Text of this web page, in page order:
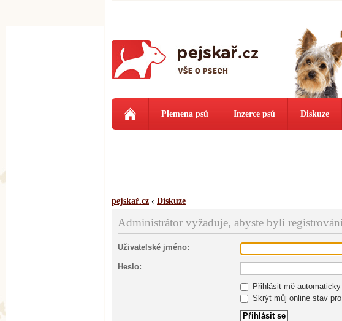
Plemena psů Inzerce psů Diskuze
pejskař.cz ‹ Diskuze
Administrátor vyžaduje, abyste byli
Uživatelské jméno:
Heslo:
Přihlásit mě
Skrýt můj online stav